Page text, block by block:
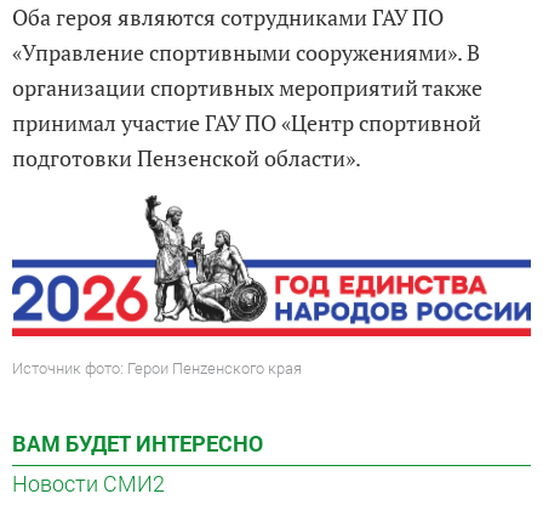
Оба героя являются сотрудниками ГАУ ПО
«Управление спортивными сооружениями». В
организации спортивных мероприятий также
принимал участие ГАУ ПО «Центр спортивной
подготовки Пензенской области».
Источник фото: Герои Пенzенского края
ВАМ БУДЕТ ИНТЕРЕСНО
Новости СМИ2